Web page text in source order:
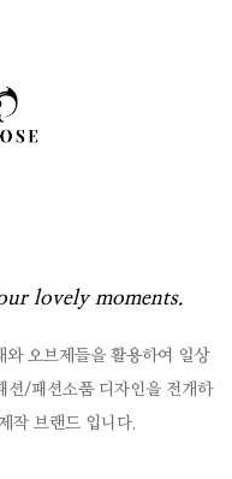
lovely moments.
와 오브제들을 활용하여 일상
션/패션소품 디자인을 전개하
작 브랜드 입니다.